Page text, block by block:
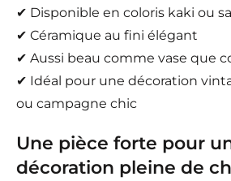
✔ Disponible en coloris kaki ou
✔ Céramique au fini élégant
✔ Aussi beau comme vase que
✔ Idéal pour une décoration
ou campagne chic
Une pièce forte pour
décoration pleine de